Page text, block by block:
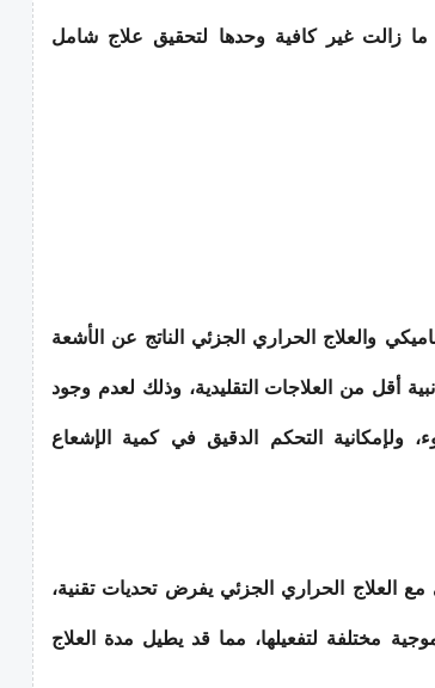
ما زالت غير كافية وحدها لتحقيق علاج شامل
والعلاج الحراري الجزئي الناتج عن الأشعة
أقل من العلاجات التقليدية، وذلك لعدم وجود
ولإمكانية التحكم الدقيق في كمية الإشعاع
مع العلاج الحراري الجزئي يفرض تحديات تقنية،
مختلفة لتفعيلها، مما قد يطيل مدة العلاج